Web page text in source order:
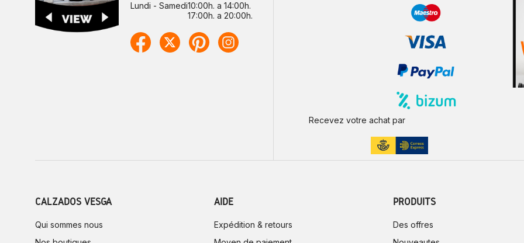
Lundi - Samedi10:00h. a 14:00h.
17:00h. a 20:00h.
Recevez votre achat par
CALZADOS VESGA
Qui sommes nous
AIDE
Expédition & retours
PRODUITS
Des offres